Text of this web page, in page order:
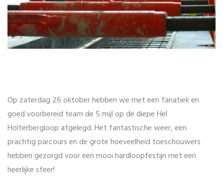
Op zaterdag 26 oktober hebben we met een fanatiek en
goed voorbereid team de 5 mijl op de diepe Hel
Holterbergloop afgelegd. Het fantastische weer, een
prachtig parcours en de grote hoeveelheid toeschouwers
hebben gezorgd voor een mooi hardloopfestijn met een
heerlijke sfeer!